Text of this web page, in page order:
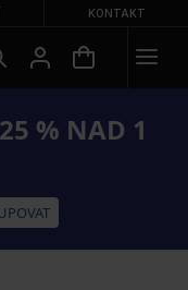
KONTAKT
% NAD 1